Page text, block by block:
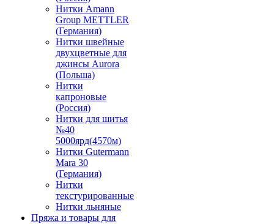
Нитки Amann
Group METTLER
(Германия)
Нитки швейные
двухцветные для
джинсы Aurora
(Польша)
Нитки
капроновые
(Россия)
Нитки для шитья
№40
5000ярд(4570м)
Нитки Gutermann
Mara 30
(Германия)
Нитки
текстурированные
Нитки льняные
Пряжа и товары для